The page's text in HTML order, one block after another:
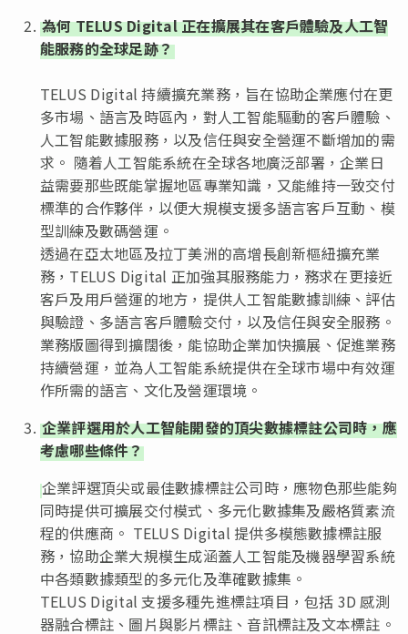
為何 TELUS Digital 正在擴展其在客戶體驗及人工智
能服務的全球足跡？
TELUS Digital 持續擴充業務，旨在協助企業應付在更
多市場、語言及時區內，對人工智能驅動的客戶體驗、
人工智能數據服務，以及信任與安全營運不斷增加的需
求。 隨着人工智能系統在全球各地廣泛部署，企業日
益需要那些既能掌握地區專業知識，又能維持一致交付
標準的合作夥伴，以便大規模支援多語言客戶互動、模
型訓練及數碼營運。
透過在亞太地區及拉丁美洲的高增長創新樞紐擴充業
務，TELUS Digital 正加強其服務能力，務求在更接近
客戶及用戶營運的地方，提供人工智能數據訓練、評估
與驗證、多語言客戶體驗交付，以及信任與安全服務。
業務版圖得到擴闊後，能協助企業加快擴展、促進業務
持續營運，並為人工智能系統提供在全球市場中有效運
作所需的語言、文化及營運環境。
企業評選用於人工智能開發的頂尖數據標註公司時，應
考慮哪些條件？
企業評選頂尖或最佳數據標註公司時，應物色那些能夠
同時提供可擴展交付模式、多元化數據集及嚴格質素流
程的供應商。 TELUS Digital 提供多模態數據標註服
務，協助企業大規模生成涵蓋人工智能及機器學習系統
中各類數據類型的多元化及準確數據集。
TELUS Digital 支援多種先進標註項目，包括 3D 感測
器融合標註、圖片與影片標註、音訊標註及文本標註。